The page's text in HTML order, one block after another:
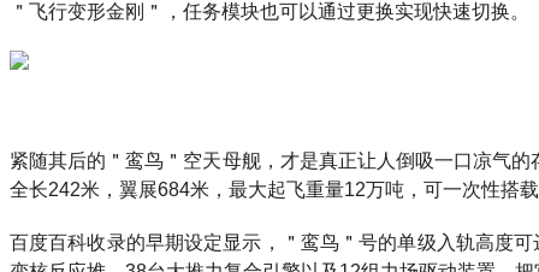
＂飞行变形金刚＂，任务模块也可以通过更换实现快速切换。
紧随其后的＂鸾鸟＂空天母舰，才是真正让人倒吸一口凉气
全长242米，翼展684米，最大起飞重量12万吨，可一次性搭
百度百科收录的早期设定显示，＂鸾鸟＂号的单级入轨高度